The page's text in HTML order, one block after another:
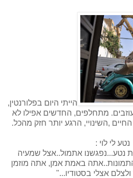
הייתי היום בפלורנטין,
מתחלפים, החדשים אפילו לא
,השינויי, הרגע יותר חזק מהכל.
נטע לי לוי :
נטע...נפגשנו אתמול..אצל שמעיה
באמת אמן, אתה מוזמן
אצלי בסטודיו..."